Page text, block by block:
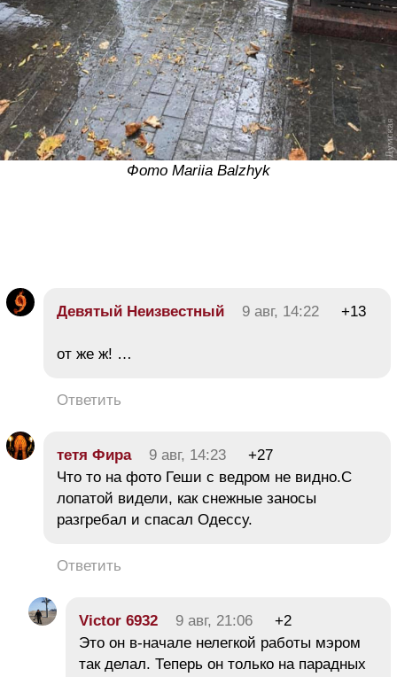
Фото Mariia Balzhyk
Девятый Неизвестный 9 авг, 14:22 +13
от же ж! …
Ответить
тетя Фира 9 авг, 14:23
+27
Что то на фото Геши с ведром не видно.С
лопатой видели, как снежные заносы
разгребал и спасал Одессу.
Ответить
Victor 6932 9 авг, 21:06
+2
Это он в-начале нелегкой работы мэром
так делал. Теперь он только на парадных